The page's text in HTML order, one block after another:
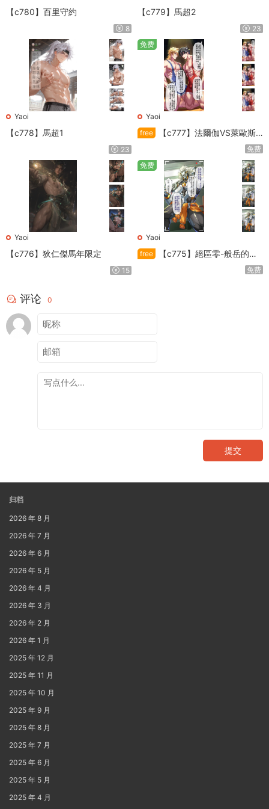
【c780】百里守約
8
【c779】馬超2
23
Yaoi
【c778】馬超1
23
Yaoi
free
【c777】法爾伽VS萊歐斯
免费
免费
Yaoi
【c776】狄仁傑馬年限定
15
Yaoi
free
【c775】絕區零-般岳的訓
免费
免费
评论 0
提交
归档
2026 年 8 月
2026 年 7 月
2026 年 6 月
2026 年 5 月
2026 年 4 月
2026 年 3 月
2026 年 2 月
2026 年 1 月
2025 年 12 月
2025 年 11 月
2025 年 10 月
2025 年 9 月
2025 年 8 月
2025 年 7 月
2025 年 6 月
2025 年 5 月
2025 年 4 月